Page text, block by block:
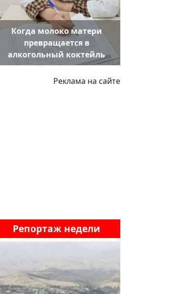
Когда молоко матери
превращается в
алкогольный коктейль
Реклама на сайте
Репортаж недели